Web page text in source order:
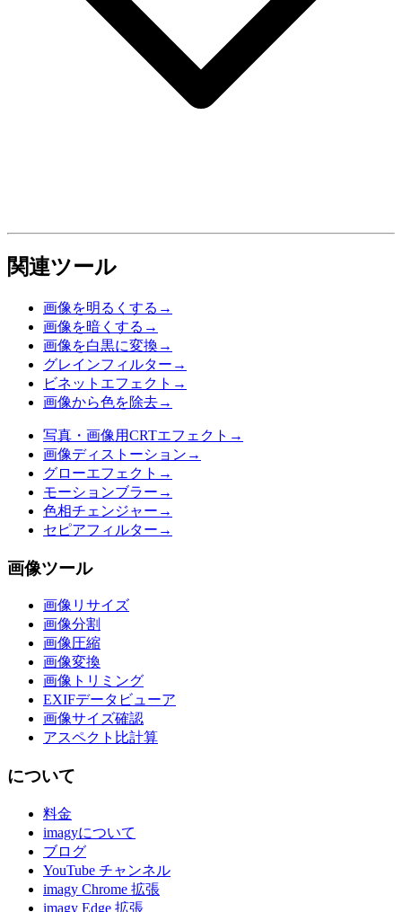
関連ツール
画像を明るくする →
画像を暗くする →
画像を白黒に変換 →
グレインフィルター →
ビネットエフェクト →
画像から色を除去→
写真・画像用CRTエフェクト →
画像ディストーション →
グローエフェクト →
モーションブラー →
色相チェンジャー →
セピアフィルター →
画像ツール
画像リサイズ
画像分割
画像圧縮
画像変換
画像トリミング
EXIFデータビューア
画像サイズ確認
アスペクト比計算
について
料金
imagyについて
ブログ
YouTube チャンネル
imagy Chrome 拡張
imagy Edge 拡張